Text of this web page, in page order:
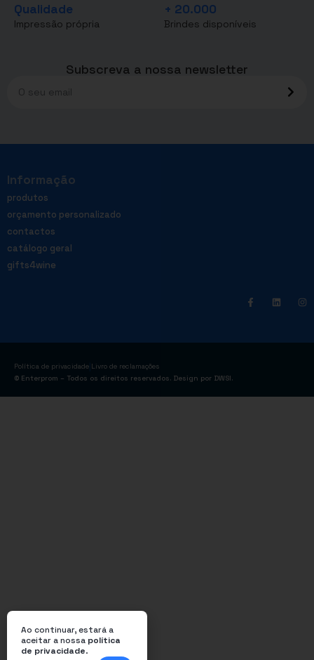
Qualidade
Impressão própria
+ 20.000
Brindes disponíveis
Subscreva a nossa newsletter
Informação
produtos
orçamento personalizado
contactos
catálogo geral
gifts4wine
Política de privacidade Livro de reclamações
© Enterprom – Todos os direitos reservados. Design por DWSI.
Ao continuar, estará a
aceitar a nossa política
de privacidade.